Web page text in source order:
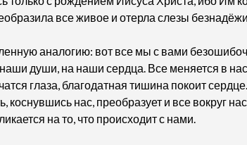
все живое и отерла слезы
аналогию: вот все мы с вами
души, на наши сердца. Все меняется в
глаза, благодатная тишина покоит
коснувшись нас, преобразует и все вокруг
на то, что происходит с нами.